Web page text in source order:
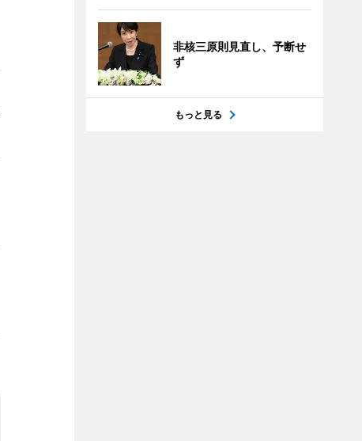
非核三原則見直し、予断せ
ず
もっと見る